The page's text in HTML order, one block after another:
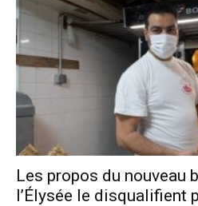
Les propos du nouveau
l’Élysée le disqualifient